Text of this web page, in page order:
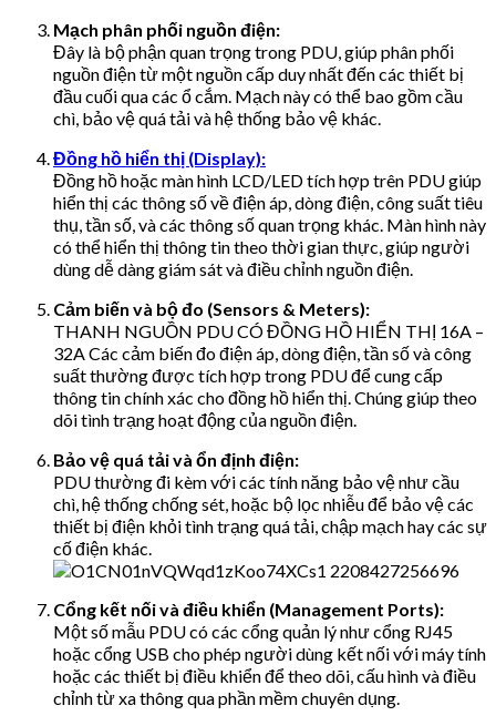
Mạch phân phối nguồn điện:
Đây là bộ phận quan trọng trong PDU, giúp phân phối
nguồn điện từ một nguồn cấp duy nhất đến các thiết bị
đầu cuối qua các ổ cắm. Mạch này có thể bao gồm cầu
chì, bảo vệ quá tải và hệ thống bảo vệ khác.
Đồng hồ hiển thị (Display):
Đồng hồ hoặc màn hình LCD/LED tích hợp trên PDU giúp
hiển thị các thông số về điện áp, dòng điện, công suất tiêu
thụ, tần số, và các thông số quan trọng khác. Màn hình này
có thể hiển thị thông tin theo thời gian thực, giúp người
dùng dễ dàng giám sát và điều chỉnh nguồn điện.
Cảm biến và bộ đo (Sensors & Meters):
THANH NGUỒN PDU CÓ ĐỒNG HỒ HIỂN THỊ 16A –
32A Các cảm biến đo điện áp, dòng điện, tần số và công
suất thường được tích hợp trong PDU để cung cấp
thông tin chính xác cho đồng hồ hiển thị. Chúng giúp theo
dõi tình trạng hoạt động của nguồn điện.
Bảo vệ quá tải và ổn định điện:
PDU thường đi kèm với các tính năng bảo vệ như cầu
chì, hệ thống chống sét, hoặc bộ lọc nhiễu để bảo vệ các
thiết bị điện khỏi tình trạng quá tải, chập mạch hay các sự
cố điện khác.
Cổng kết nối và điều khiển (Management Ports):
Một số mẫu PDU có các cổng quản lý như cổng RJ45
hoặc cổng USB cho phép người dùng kết nối với máy tính
hoặc các thiết bị điều khiển để theo dõi, cấu hình và điều
chỉnh từ xa thông qua phần mềm chuyên dụng.